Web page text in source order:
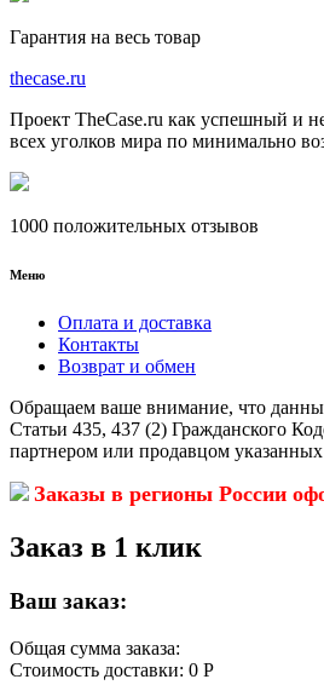
Гарантия на весь товар
thecase.ru
Проект TheCase.ru как успешный и
всех уголков мира по минимально
1000 положительных отзывов
Меню
Оплата и доставка
Контакты
Возврат и обмен
Обращаем ваше внимание, что
Статьи 435, 437 (2) Гражданского
партнером или продавцом
Заказы в регионы России
Заказ в 1 клик
Ваш заказ:
Общая сумма заказа:
Стоимость доставки: 0 Р